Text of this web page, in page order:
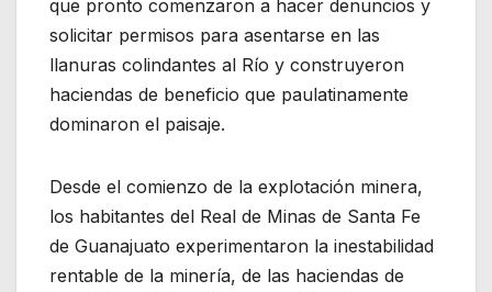
que pronto comenzaron a hacer denuncios y
solicitar permisos para asentarse en las
llanuras colindantes al Río y construyeron
haciendas de beneficio que paulatinamente
dominaron el paisaje.
Desde el comienzo de la explotación minera,
los habitantes del Real de Minas de Santa Fe
de Guanajuato experimentaron la inestabilidad
rentable de la minería, de las haciendas de